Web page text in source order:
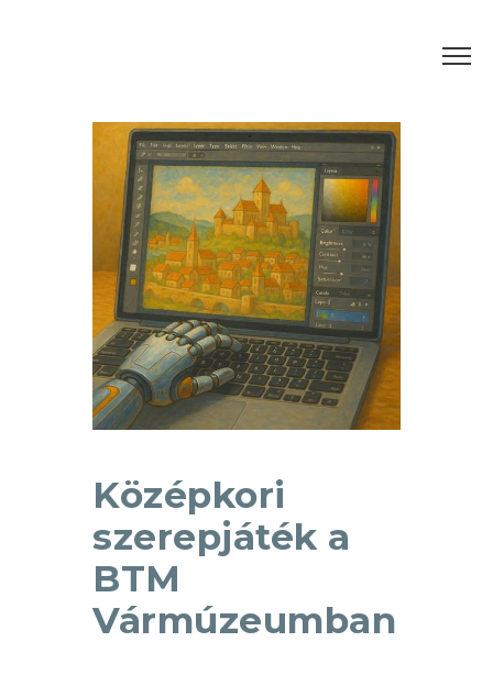
Középkori
szerepjáték a
BTM
Vármúzeumban